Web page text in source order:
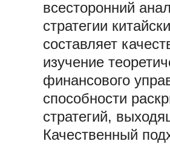
всесторонний
стратегии
составляет
изучение
финансового
способности
стратегий,
Качественный